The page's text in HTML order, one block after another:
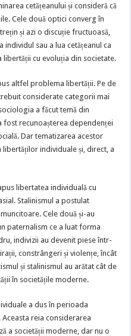
cetățeanului și consideră că
Cele două optici converg în
și azi o discuție fructuoasă,
individul sau a lua cetățeanul ca
libertății cu evoluția din societate.
altfel problema libertății. Pe de
considerate categorii mai
a făcut temă din
recunoașterea dependenței
Dar tematizarea acestor
individuale și, direct, a
libertatea individuală cu
Stalinismul a postulat
Cele două și-au
paternalism ce a luat forma
indivizii au devenit piese într-
constrângeri și violențe, încât
și stalinismul au arătat cât de
în societățile moderne.
a dus în perioada
reia considerarea
a societății moderne, dar nu o